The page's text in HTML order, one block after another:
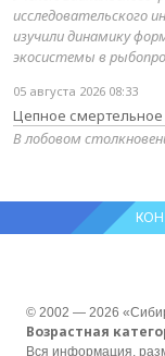
исследовательского
изучили динамику
экосистемы в
05 августа 2026 08:33
Цепное
В лобовом
© 2002 — 2026
Возрастная
Вся информация,